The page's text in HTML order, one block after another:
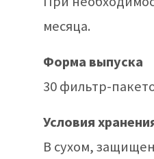
месяца.
Форма выпуска
30 фильтр-
Условия
В сухом,